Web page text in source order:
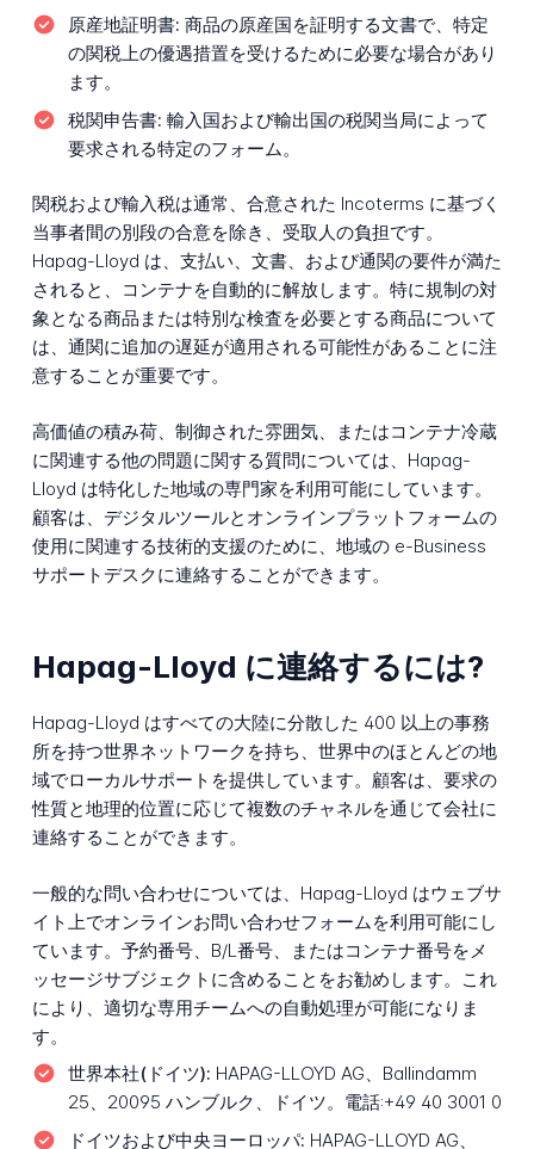
原産地証明書: 商品の原産国を証明する文書で、特定
の関税上の優遇措置を受けるために必要な場合があり
ます。
税関申告書: 輸入国および輸出国の税関当局によって
要求される特定のフォーム。
関税および輸入税は通常、合意された Incoterms に基づく
当事者間の別段の合意を除き、受取人の負担です。
Hapag-Lloyd は、支払い、文書、および通関の要件が満た
されると、コンテナを自動的に解放します。特に規制の対
象となる商品または特別な検査を必要とする商品について
は、通関に追加の遅延が適用される可能性があることに注
意することが重要です。
高価値の積み荷、制御された雰囲気、またはコンテナ冷蔵
に関連する他の問題に関する質問については、Hapag-
Lloyd は特化した地域の専門家を利用可能にしています。
顧客は、デジタルツールとオンラインプラットフォームの
使用に関連する技術的支援のために、地域の e-Business
サポートデスクに連絡することができます。
Hapag-Lloyd に連絡するには?
Hapag-Lloyd はすべての大陸に分散した 400 以上の事務
所を持つ世界ネットワークを持ち、世界中のほとんどの地
域でローカルサポートを提供しています。顧客は、要求の
性質と地理的位置に応じて複数のチャネルを通じて会社に
連絡することができます。
一般的な問い合わせについては、Hapag-Lloyd はウェブサ
イト上でオンラインお問い合わせフォームを利用可能にし
ています。予約番号、B/L番号、またはコンテナ番号をメ
ッセージサブジェクトに含めることをお勧めします。これ
により、適切な専用チームへの自動処理が可能になりま
す。
世界本社(ドイツ): HAPAG-LLOYD AG、Ballindamm
25、20095 ハンブルク、ドイツ。電話:+49 40 3001 0
ドイツおよび中央ヨーロッパ: HAPAG-LLOYD AG、